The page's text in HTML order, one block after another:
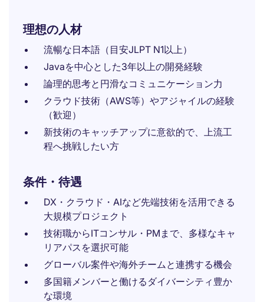
理想の人材
流暢な日本語（目安JLPT N1以上）
Javaを中心とした3年以上の開発経験
論理的思考と円滑なコミュニケーション力
クラウド技術（AWS等）やアジャイルの経験
（歓迎）
新技術のキャッチアップに意欲的で、上流工
程へ挑戦したい方
条件・待遇
DX・クラウド・AIなど先端技術を活用できる
大規模プロジェクト
技術職からITコンサル・PMまで、多様なキャ
リアパスを選択可能
グローバル案件や海外チームと連携する機会
多国籍メンバーと働けるダイバーシティ豊か
な環境